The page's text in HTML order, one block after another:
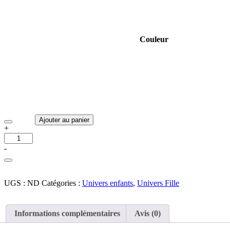
Couleur
+
-
Ajouter au panier
UGS : ND Catégories : Univers enfants, Univers Fille
Informations complémentaires Avis (0)